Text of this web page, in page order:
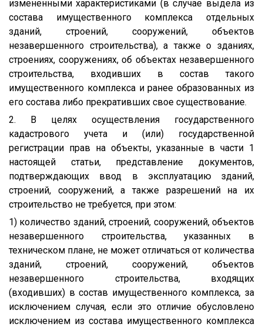
измененными характеристиками (в случае выдела из
состава имущественного комплекса отдельных
зданий, строений, сооружений, объектов
незавершенного строительства), а также о зданиях,
строениях, сооружениях, об объектах незавершенного
строительства, входивших в состав такого
имущественного комплекса и ранее образованных из
его состава либо прекративших свое существование.
2. В целях осуществления государственного
кадастрового учета и (или) государственной
регистрации прав на объекты, указанные в части 1
настоящей статьи, представление документов,
подтверждающих ввод в эксплуатацию зданий,
строений, сооружений, а также разрешений на их
строительство не требуется, при этом:
1) количество зданий, строений, сооружений, объектов
незавершенного строительства, указанных в
техническом плане, не может отличаться от количества
зданий, строений, сооружений, объектов
незавершенного строительства, входящих
(входивших) в состав имущественного комплекса, за
исключением случая, если это отличие обусловлено
исключением из состава имущественного комплекса